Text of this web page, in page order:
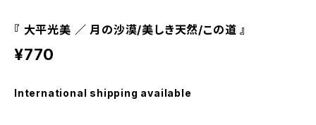
『 大平光美 ／ 月の沙漠/美しき天然/この道 』
¥770
International shipping available